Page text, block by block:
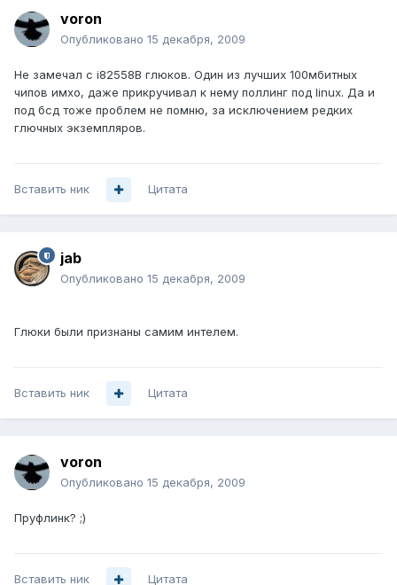
voron
Опубликовано 15 декабря, 2009
Не замечал с i82558B глюков. Один из лучших 100мбитных
чипов имхо, даже прикручивал к нему поллинг под linux. Да и
под бсд тоже проблем не помню, за исключением редких
глючных экземпляров.
Вставить ник Цитата
jab
Опубликовано 15 декабря, 2009
Глюки были признаны самим интелем.
Вставить ник Цитата
voron
Опубликовано 15 декабря, 2009
Пруфлинк? ;)
Вставить ник Цитата